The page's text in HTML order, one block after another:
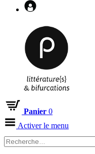
Panier 0
Activer le menu